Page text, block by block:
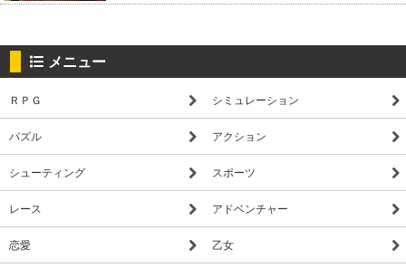
メニュー
ＲＰＧ シミュレーション
パズル アクション
シューティング スポーツ
レース アドベンチャー
恋愛 乙女